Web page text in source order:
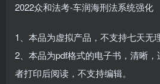
2022众和法考-车润海刑法系统强化
1、本品为虚拟产品，不支持七天无
2、本品为pdf格式的电子书，清晰
者打印后阅读，不支持编辑。